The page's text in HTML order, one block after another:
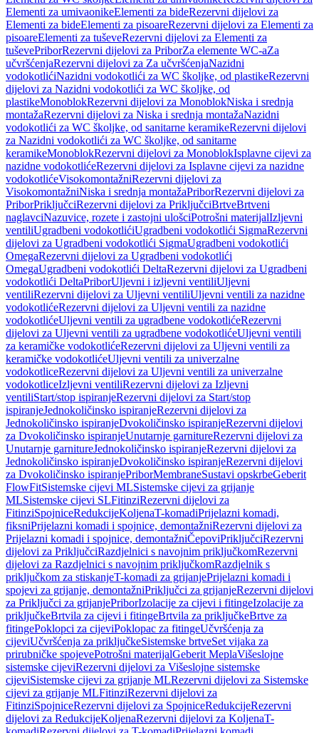
Elementi za umivaonikeElementi za bideRezervni dijelovi za
Elementi za bideElementi za pisoareRezervni dijelovi za Elementi za
pisoareElementi za tuševeRezervni dijelovi za Elementi za
tuševePriborRezervni dijelovi za PriborZa elemente WC-aZa
učvršćenjaRezervni dijelovi za Za učvršćenjaNazidni
vodokotlićiNazidni vodokotlići za WC školjke, od plastikeRezervni
dijelovi za Nazidni vodokotlići za WC školjke, od
plastikeMonoblokRezervni dijelovi za MonoblokNiska i srednja
montažaRezervni dijelovi za Niska i srednja montažaNazidni
vodokotlići za WC školjke, od sanitarne keramikeRezervni dijelovi
za Nazidni vodokotlići za WC školjke, od sanitarne
keramikeMonoblokRezervni dijelovi za MonoblokIsplavne cijevi za
nazidne vodokotlićeRezervni dijelovi za Isplavne cijevi za nazidne
vodokotlićeVisokomontažniRezervni dijelovi za
VisokomontažniNiska i srednja montažaPriborRezervni dijelovi za
PriborPriključciRezervni dijelovi za PriključciBrtveBrtveni
naglavciNazuvice, rozete i zastojni ulošciPotrošni materijalIzljevni
ventiliUgradbeni vodokotlićiUgradbeni vodokotlići SigmaRezervni
dijelovi za Ugradbeni vodokotlići SigmaUgradbeni vodokotlići
OmegaRezervni dijelovi za Ugradbeni vodokotlići
OmegaUgradbeni vodokotlići DeltaRezervni dijelovi za Ugradbeni
vodokotlići DeltaPriborUljevni i izljevni ventiliUljevni
ventiliRezervni dijelovi za Uljevni ventiliUljevni ventili za nazidne
vodokotlićeRezervni dijelovi za Uljevni ventili za nazidne
vodokotlićeUljevni ventili za ugradbene vodokotlićeRezervni
dijelovi za Uljevni ventili za ugradbene vodokotlićeUljevni ventili
za keramičke vodokotlićeRezervni dijelovi za Uljevni ventili za
keramičke vodokotlićeUljevni ventili za univerzalne
vodokotliceRezervni dijelovi za Uljevni ventili za univerzalne
vodokotliceIzljevni ventiliRezervni dijelovi za Izljevni
ventiliStart/stop ispiranjeRezervni dijelovi za Start/stop
ispiranjeJednokoličinsko ispiranjeRezervni dijelovi za
Jednokoličinsko ispiranjeDvokoličinsko ispiranjeRezervni dijelovi
za Dvokoličinsko ispiranjeUnutarnje garnitureRezervni dijelovi za
Unutarnje garnitureJednokoličinsko ispiranjeRezervni dijelovi za
Jednokoličinsko ispiranjeDvokoličinsko ispiranjeRezervni dijelovi
za Dvokoličinsko ispiranjePriborMembraneSustavi opskrbeGeberit
FlowFitSistemske cijevi MLSistemske cijevi za grijanje
MLSistemske cijevi SLFitinziRezervni dijelovi za
FitinziSpojniceRedukcijeKoljenaT-komadiPrijelazni komadi,
fiksniPrijelazni komadi i spojnice, demontažniRezervni dijelovi za
Prijelazni komadi i spojnice, demontažniČepoviPriključciRezervni
dijelovi za PriključciRazdjelnici s navojnim priključkomRezervni
dijelovi za Razdjelnici s navojnim priključkomRazdjelnik s
priključkom za stiskanjeT-komadi za grijanjePrijelazni komadi i
spojevi za grijanje, demontažniPriključci za grijanjeRezervni dijelovi
za Priključci za grijanjePriborIzolacije za cijevi i fitingeIzolacije za
priključkeBrtvila za cijevi i fitingeBrtvila za priključkeBrtve za
fitingePoklopci za cijeviPoklopac za fitingeUčvršćenja za
cijeviUčvršćenja za priključkeSistemske brtveSet vijaka za
prirubničke spojevePotrošni materijalGeberit MeplaVišeslojne
sistemske cijeviRezervni dijelovi za Višeslojne sistemske
cijeviSistemske cijevi za grijanje MLRezervni dijelovi za Sistemske
cijevi za grijanje MLFitinziRezervni dijelovi za
FitinziSpojniceRezervni dijelovi za SpojniceRedukcijeRezervni
dijelovi za RedukcijeKoljenaRezervni dijelovi za KoljenaT-